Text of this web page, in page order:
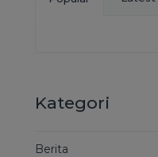
Kategori
Berita